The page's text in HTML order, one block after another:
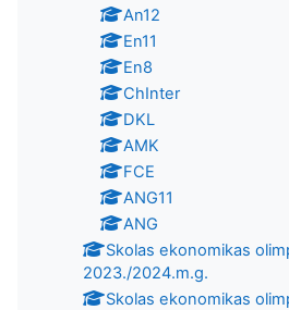
An12
En11
En8
ChInter
DKL
AMK
FCE
ANG11
ANG
Skolas ekonomikas
2023./2024.m.g.
Skolas ekonomikas